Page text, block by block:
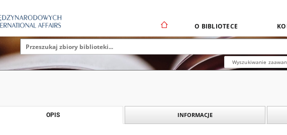
O BIBLIOTECE
Wyszukiwanie
OPIS INFORMACJE